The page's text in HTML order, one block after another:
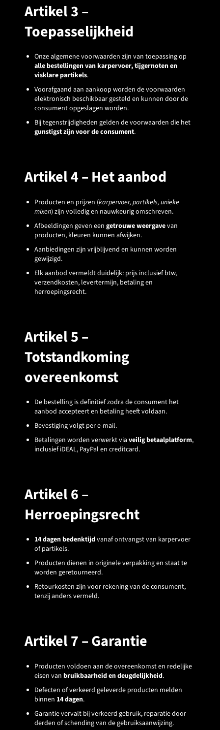
Artikel 3 –
Toepasselijkheid
Onze algemene voorwaarden zijn van toepassing op
alle bestellingen van karpervoer, tijgernoten en
visklare partikels.
Voorafgaand aan aankoop worden de voorwaarden
elektronisch beschikbaar gesteld en kunnen door de
consument opgeslagen worden.
Bij tegenstrijdigheden gelden de voorwaarden die het
gunstigst zijn voor de consument.
Artikel 4 – Het aanbod
Producten en prijzen (karpervoer, partikels, unieke
mixen) zijn volledig en nauwkeurig omschreven.
Afbeeldingen geven een getrouwe weergavevan
producten, kleuren kunnen afwijken.
Aanbiedingen zijn vrijblijvend en kunnen worden
gewijzigd.
Elk aanbod vermeldt duidelijk: prijs inclusief btw,
verzendkosten, levertermijn, betaling en
herroepingsrecht.
Artikel 5 –
Totstandkoming
overeenkomst
De bestelling is definitief zodra de consument het
aanbod accepteert en betaling heeft voldaan.
Bevestiging volgt per e-mail.
Betalingen worden verwerkt via veilig betaalplatform,
inclusief iDEAL, PayPal en creditcard.
Artikel 6 –
Herroepingsrecht
14 dagen bedenktijdvanaf ontvangst van karpervoer
of partikels.
Producten dienen in originele verpakking en staat te
worden geretourneerd.
Retourkosten zijn voor rekening van de consument,
tenzij anders vermeld.
Artikel 7 – Garantie
Producten voldoen aan de overeenkomst en redelijke
eisen van bruikbaarheid en deugdelijkheid.
Defecten of verkeerd geleverde producten melden
binnen 14 dagen.
Garantie vervalt bij verkeerd gebruik, reparatie door
derden of schending van de gebruiksaanwijzing.